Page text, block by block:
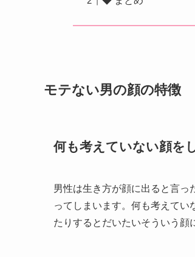
モテない男の顔の特徴
何も考えていない顔を
男性は生き方が顔に出ると言っ
ってしまいます。何も考えて
たりするとだいたいそういう顔